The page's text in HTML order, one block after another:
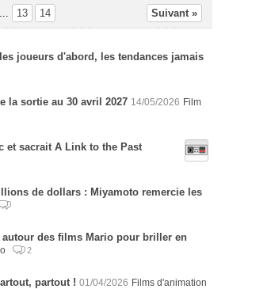
... 13 14 Suivant »
joueurs d'abord, les tendances jamais
la sortie au 30 avril 2027 14/05/2026 Film
et sacrait A Link to the Past
de dollars : Miyamoto remercie les
des films Mario pour briller en
2
partout ! 01/04/2026 Films d'animation